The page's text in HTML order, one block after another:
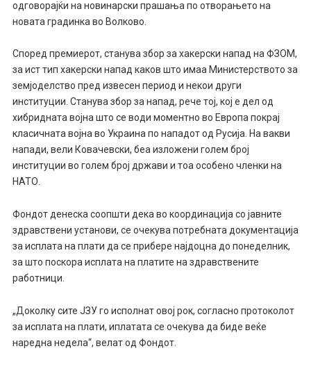
одговорајќи на новинарски прашања по отворањето на
новата градинка во Волково.
Според премиерот, станува збор за хакерски напад на ФЗОМ,
за ист тип хакерски напад каков што имаа Министерството за
земјоделство пред извесен период и некои други
институции. Станува збор за напад, рече тој, кој е дел од
хибридната војна што се води моментно во Европа покрај
класичната војна во Украина по нападот од Русија. На вакви
напади, вели Ковачевски, беа изложени голем број
институции во голем број држави и тоа особено членки на
НАТО.
Фондот денеска соопшти дека во координација со јавните
здравствени установи, се очекува потребната документација
за исплата на плати да се прибере најдоцна до понеделник,
за што поскора исплата на платите на здравствените
работници.
„Доколку сите ЈЗУ го исполнат овој рок, согласно протоколот
за исплата на плати, иплатата се очекува да биде веќе
наредна недела“, велат од Фондот.